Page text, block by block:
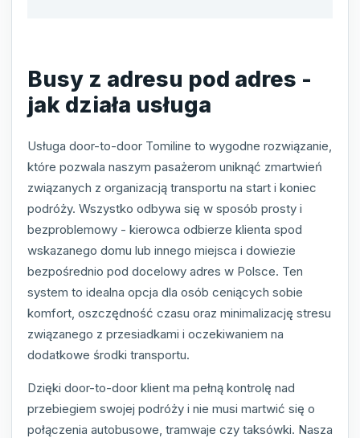
Busy z adresu pod adres -
jak działa usługa
Usługa door-to-door Tomiline to wygodne rozwiązanie,
które pozwala naszym pasażerom uniknąć zmartwień
związanych z organizacją transportu na start i koniec
podróży. Wszystko odbywa się w sposób prosty i
bezproblemowy - kierowca odbierze klienta spod
wskazanego domu lub innego miejsca i dowiezie
bezpośrednio pod docelowy adres w Polsce. Ten
system to idealna opcja dla osób ceniących sobie
komfort, oszczędność czasu oraz minimalizację stresu
związanego z przesiadkami i oczekiwaniem na
dodatkowe środki transportu.
Dzięki door-to-door klient ma pełną kontrolę nad
przebiegiem swojej podróży i nie musi martwić się o
połączenia autobusowe, tramwaje czy taksówki. Nasza